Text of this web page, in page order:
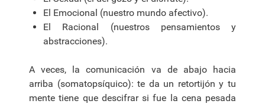
El Emocional (nuestro mundo afectivo).
El Racional (nuestros pensamientos y
abstracciones).
A veces, la comunicación va de abajo hacia
arriba (somatopsíquico): te da un retortijón y tu
mente tiene que descifrar si fue la cena pesada